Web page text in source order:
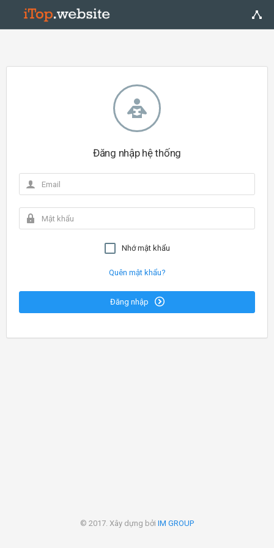
Đăng nhập hệ thống
Nhớ mật khẩu
Quên mật khẩu?
Đăng nhập
© 2017. Xây dựng bởi IM GROUP